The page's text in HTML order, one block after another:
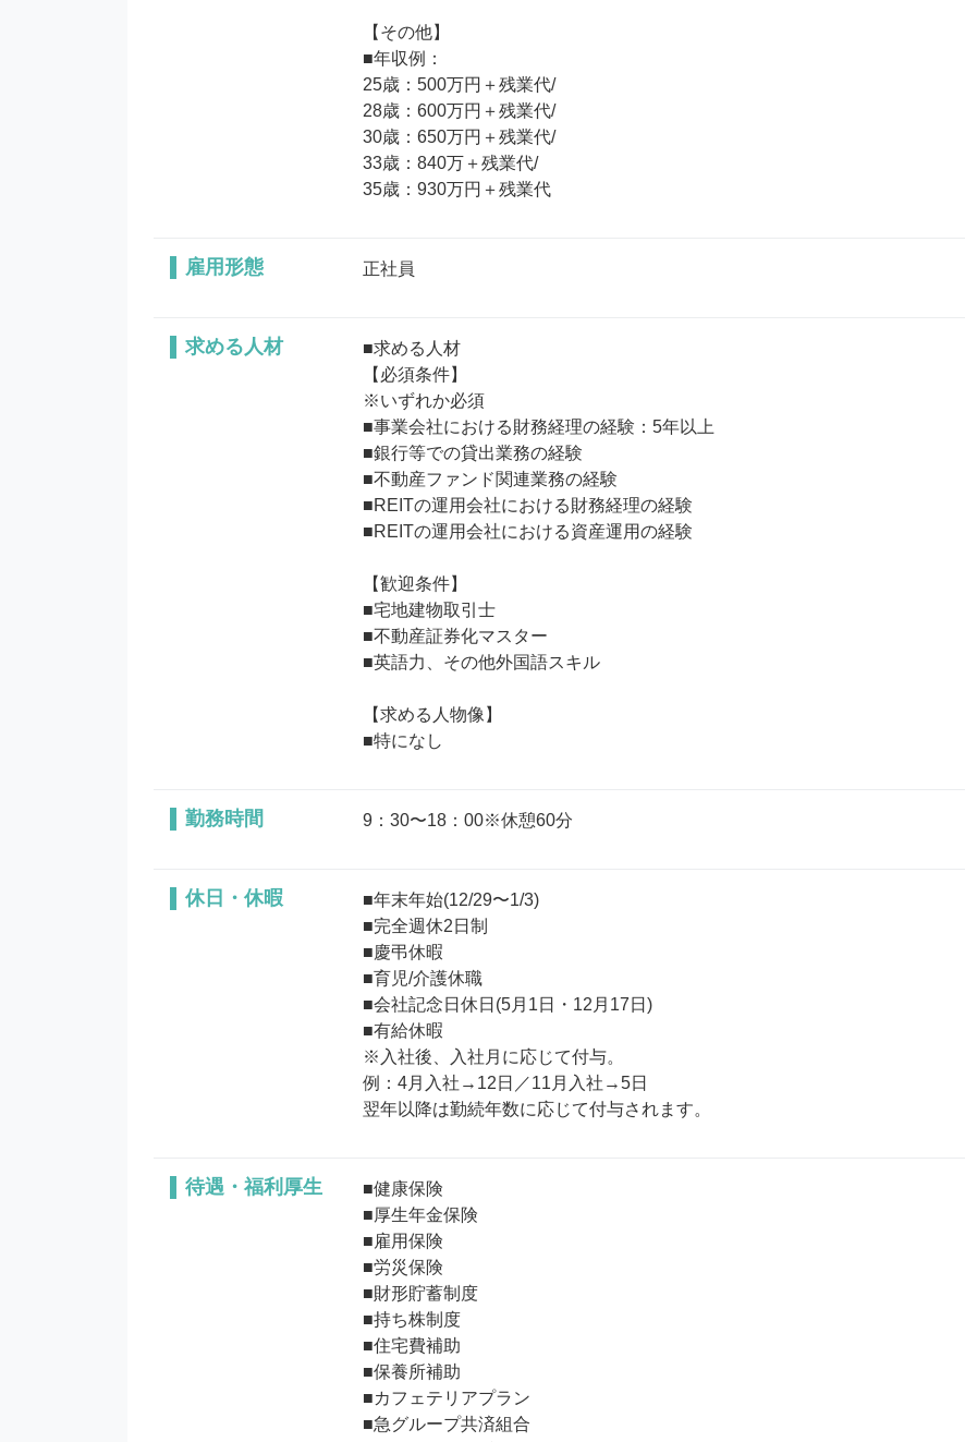
【その他】
■年収例：
25歳：500万円＋残業代/
28歳：600万円＋残業代/
30歳：650万円＋残業代/
33歳：840万＋残業代/
35歳：930万円＋残業代
雇用形態 正社員
求める人材
■求める人材
【必須条件】
※いずれか必須
■事業会社における財務経理の経験：5年以上
■銀行等での貸出業務の経験
■不動産ファンド関連業務の経験
■REITの運用会社における財務経理の経験
■REITの運用会社における資産運用の経験
【歓迎条件】
■宅地建物取引士
■不動産証券化マスター
■英語力、その他外国語スキル
【求める人物像】
勤務時間 9：30〜18：00※休憩60分
休日・休暇
■年末年始(12/29〜1/3)
■完全週休2日制
■慶弔休暇
■育児/介護休職
■会社記念日休日(5月1日・12月17日)
■有給休暇
※入社後、入社月に応じて付与。
例：4月入社→12日／11月入社→5日
待遇・福利厚生
■健康保険
■厚生年金保険
■雇用保険
■労災保険
■財形貯蓄制度
■持ち株制度
■住宅費補助
■保養所補助
■カフェテリアプラン
■急グループ共済組合